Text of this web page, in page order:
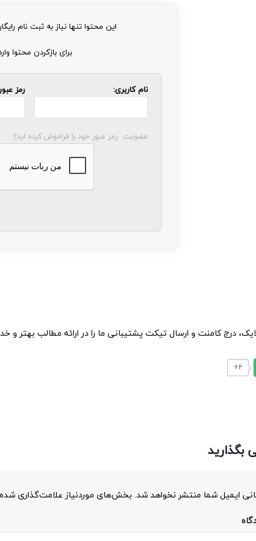
این محتوا تنها نیاز به ثبت نام
برای بازکردن محتوا
نام کاربری: رمز
عضویت رمز عبور خود را فراموش کرده اید؟
درج کامنت و ارسال تیکت پشتیبانی ما را در ارائه مطالب بهتر و
2+
بگذارید
ایمیل شما منتشر نخواهد شد. بخش‌های موردنیاز علامت‌گذاری